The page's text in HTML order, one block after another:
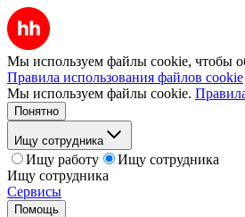
Мы используем файлы cookie, чтобы
Правила использования файлов cookie
Мы используем файлы cookie.
Понятно
Ищу сотрудника
Ищу работу
Ищу сотрудника
Ищу сотрудника
Сервисы
Помощь